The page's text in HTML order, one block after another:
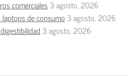
comerciales3 agosto, 2026
de consumo 3 agosto, 2026
3 agosto, 2026